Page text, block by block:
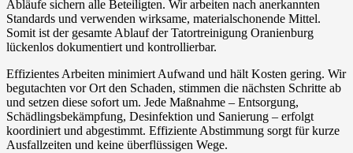
Abläufe sichern alle Beteiligten. Wir arbeiten nach anerkannten
Standards und verwenden wirksame, materialschonende Mittel.
Somit ist der gesamte Ablauf der Tatortreinigung Oranienburg
lückenlos dokumentiert und kontrollierbar.
Effizientes Arbeiten minimiert Aufwand und hält Kosten gering. Wir
begutachten vor Ort den Schaden, stimmen die nächsten Schritte ab
und setzen diese sofort um. Jede Maßnahme – Entsorgung,
Schädlingsbekämpfung, Desinfektion und Sanierung – erfolgt
koordiniert und abgestimmt. Effiziente Abstimmung sorgt für kurze
Ausfallzeiten und keine überflüssigen Wege.